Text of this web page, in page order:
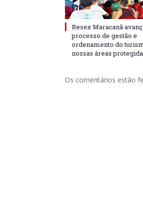
Resex Maracanã
processo de gestão e
ordenamento do
nossas áreas
Os comentários estão